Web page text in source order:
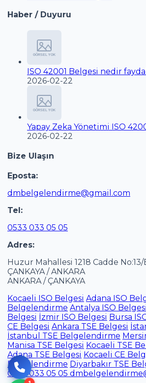
Haber / Duyuru
ISO 42001 Belgesi nedir
2026-02-22
Yapay Zeka Yönetimi ISO
2026-02-22
Bize Ulaşın
Eposta:
dmbelgelendirme@gmail.com
Tel:
0533 033 05 05
Adres:
Huzur Mahallesi 1218 Cadde
ÇANKAYA / ANKARA
ANKARA / ÇANKAYA
Kocaeli ISO Belgesi Adana ISO
Belgelendirme Antalya ISO Belgesi
Belgesi İzmir ISO Belgesi Bursa
CE Belgesi Ankara TSE Belgesi
İstanbul TSE Belgelendirme
Manisa TSE Belgesi Kocaeli TSE
Adana TSE Belgesi Kocaeli CE
Belgelendirme Diyarbakır TSE
0533 033 05 05